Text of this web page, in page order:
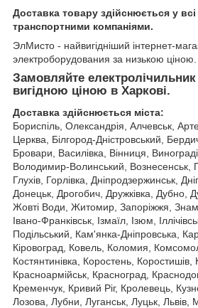
Доставка товару здійснюється у всі
транспортними компаніями.
ЭлМисто - найвигідніший інтернет-
электроборудования за низькою ціною.
Замовляйте електролічильник
вигідною ціною в Харкові.
Доставка здійснюється міста:
Бориспіль, Олександрія, Алчевськ,
Церква, Білгород-Дністровський,
Бровари, Василівка, Вінниця,
Володимир-Волинський, Вознесенськ,
Глухів, Горлівка, Дніпродзержинськ,
Донецьк, Дрогобич, Дружківка, Дубно,
Жовті Води, Житомир, Запоріжжя,
Івано-Франківськ, Ізмаїл, Ізюм,
Подільський, Кам'янка-Дніпровська,
Кіровоград, Ковель, Коломия,
Костянтинівка, Коростень, Коростишів,
Красноармійськ, Красноград,
Кременчук, Кривий Ріг, Кролевець,
Лозова, Лубни, Луганськ, Луцьк, Львів,